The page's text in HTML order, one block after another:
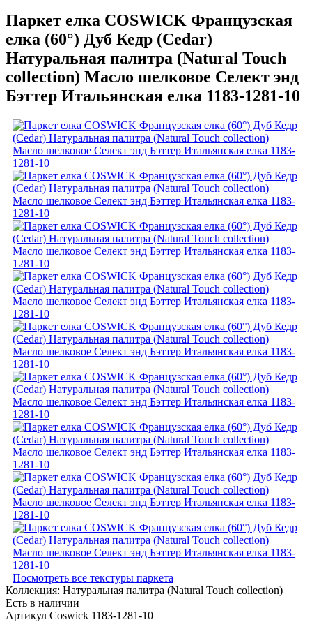
Паркет елка COSWICK Французская
елка (60°) Дуб Кедр (Cedar)
Натуральная палитра (Natural Touch
collection) Масло шелковое Селект энд
Бэттер Итальянская елка 1183-1281-10
Посмотреть все текстуры паркета
Коллекция: Натуральная палитра (Natural Touch collection)
Есть в наличии
Артикул Coswick 1183-1281-10